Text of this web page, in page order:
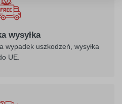
wysyłka
wypadek uszkodzeń, wysyłka
UE.